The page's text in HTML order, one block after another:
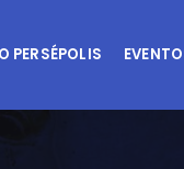
PERSÉPOLIS